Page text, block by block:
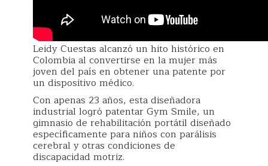
Leidy Cuestas alcanzó un hito histórico en
Colombia al convertirse en la mujer más
joven del país en obtener una patente por
un dispositivo médico.
Con apenas 23 años, esta diseñadora
industrial logró patentar Gym Smile, un
gimnasio de rehabilitación portátil diseñado
específicamente para niños con parálisis
cerebral y otras condiciones de
discapacidad motriz.